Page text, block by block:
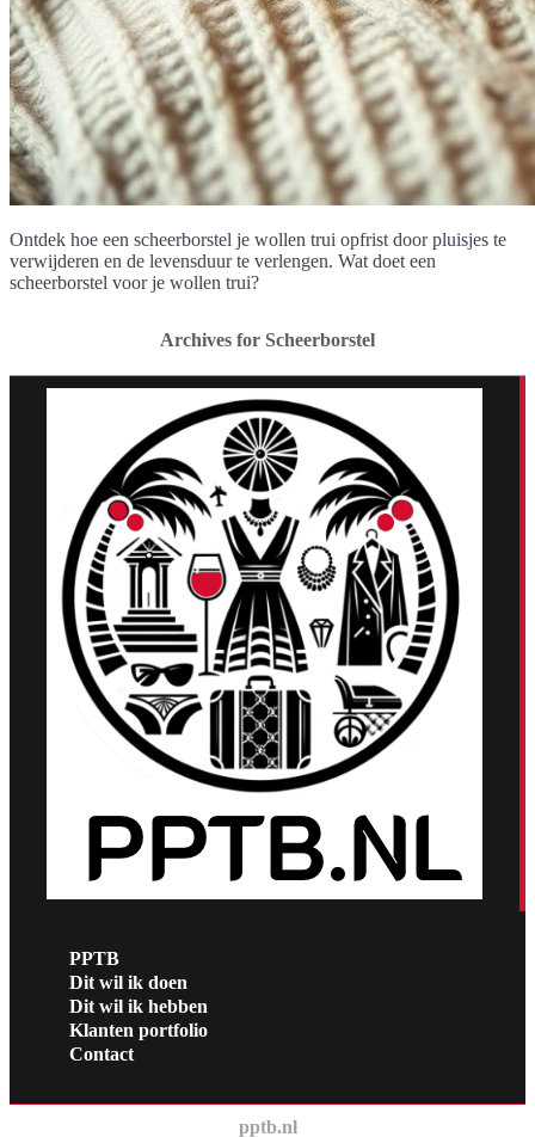
Ontdek hoe een scheerborstel je wollen trui opfrist door pluisjes te
verwijderen en de levensduur te verlengen. Wat doet een
scheerborstel voor je wollen trui?
Archives for Scheerborstel
PPTB
Dit wil ik doen
Dit wil ik hebben
Klanten portfolio
Contact
pptb.nl